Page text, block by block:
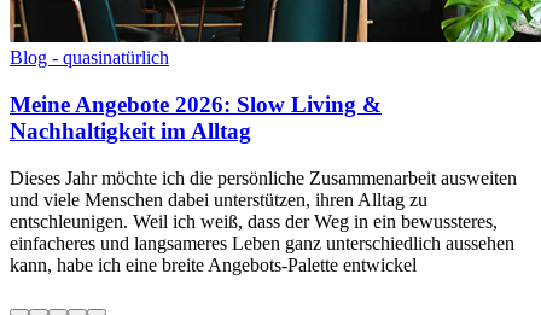
Blog - quasinatürlich
Meine Angebote 2026: Slow Living &
Nachhaltigkeit im Alltag
Dieses Jahr möchte ich die persönliche Zusammenarbeit ausweiten
und viele Menschen dabei unterstützen, ihren Alltag zu
entschleunigen. Weil ich weiß, dass der Weg in ein bewussteres,
einfacheres und langsameres Leben ganz unterschiedlich aussehen
kann, habe ich eine breite Angebots-Palette entwickel